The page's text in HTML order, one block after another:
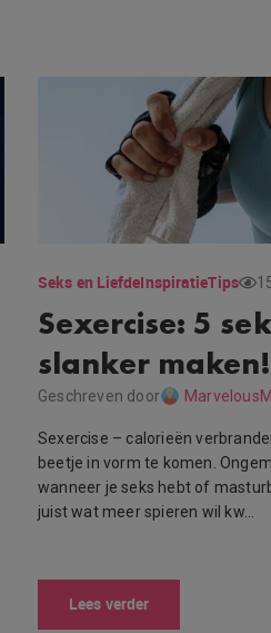
Seks en LiefdeInspiratieTips
Sexercise: 5
slanker maken!
Geschreven door
Sexercise – calorieën
beetje in vorm te komen.
wanneer je seks hebt of
juist wat meer spieren wil kw…
Lees verder